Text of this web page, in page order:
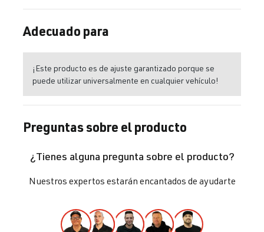
Adecuado para
¡Este producto es de ajuste garantizado porque se
puede utilizar universalmente en cualquier vehículo!
Preguntas sobre el producto
¿Tienes alguna pregunta sobre el producto?
Nuestros expertos estarán encantados de ayudarte